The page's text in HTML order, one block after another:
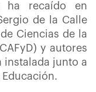
ha recaído en
de la Calle
Ciencias de la
y autores
instalada junto a